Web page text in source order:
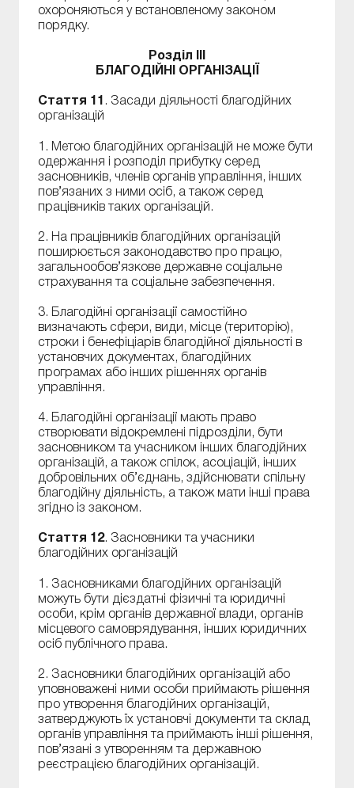
охороняються у встановленому законом
порядку.
Розділ III
БЛАГОДІЙНІ ОРГАНІЗАЦІЇ
Стаття 11 . Засади діяльності благодійних
організацій
1. Метою благодійних організацій не може бути
одержання і розподіл прибутку серед
засновників, членів органів управління, інших
пов’язаних з ними осіб, а також серед
працівників таких організацій.
2. На працівників благодійних організацій
поширюється законодавство про працю,
загальнообов’язкове державне соціальне
страхування та соціальне забезпечення.
3. Благодійні організації самостійно
визначають сфери, види, місце (територію),
строки і бенефіціарів благодійної діяльності в
установчих документах, благодійних
програмах або інших рішеннях органів
управління.
4. Благодійні організації мають право
створювати відокремлені підрозділи, бути
засновником та учасником інших благодійних
організацій, а також спілок, асоціацій, інших
добровільних об’єднань, здійснювати спільну
благодійну діяльність, а також мати інші права
згідно із законом.
Стаття 12. Засновники та учасники
благодійних організацій
1. Засновниками благодійних організацій
можуть бути дієздатні фізичні та юридичні
особи, крім органів державної влади, органів
місцевого самоврядування, інших юридичних
осіб публічного права.
2. Засновники благодійних організацій або
уповноважені ними особи приймають рішення
про утворення благодійних організацій,
затверджують їх установчі документи та склад
органів управління та приймають інші рішення,
пов’язані з утворенням та державною
реєстрацією благодійних організацій.